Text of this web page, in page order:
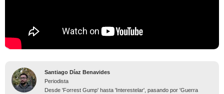
Santiago Díaz Benavides
Periodista
Desde 'Forrest Gump' hasta 'Interestelar', pasando por 'Guerra